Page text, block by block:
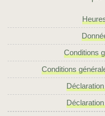
Conditions
Conditions